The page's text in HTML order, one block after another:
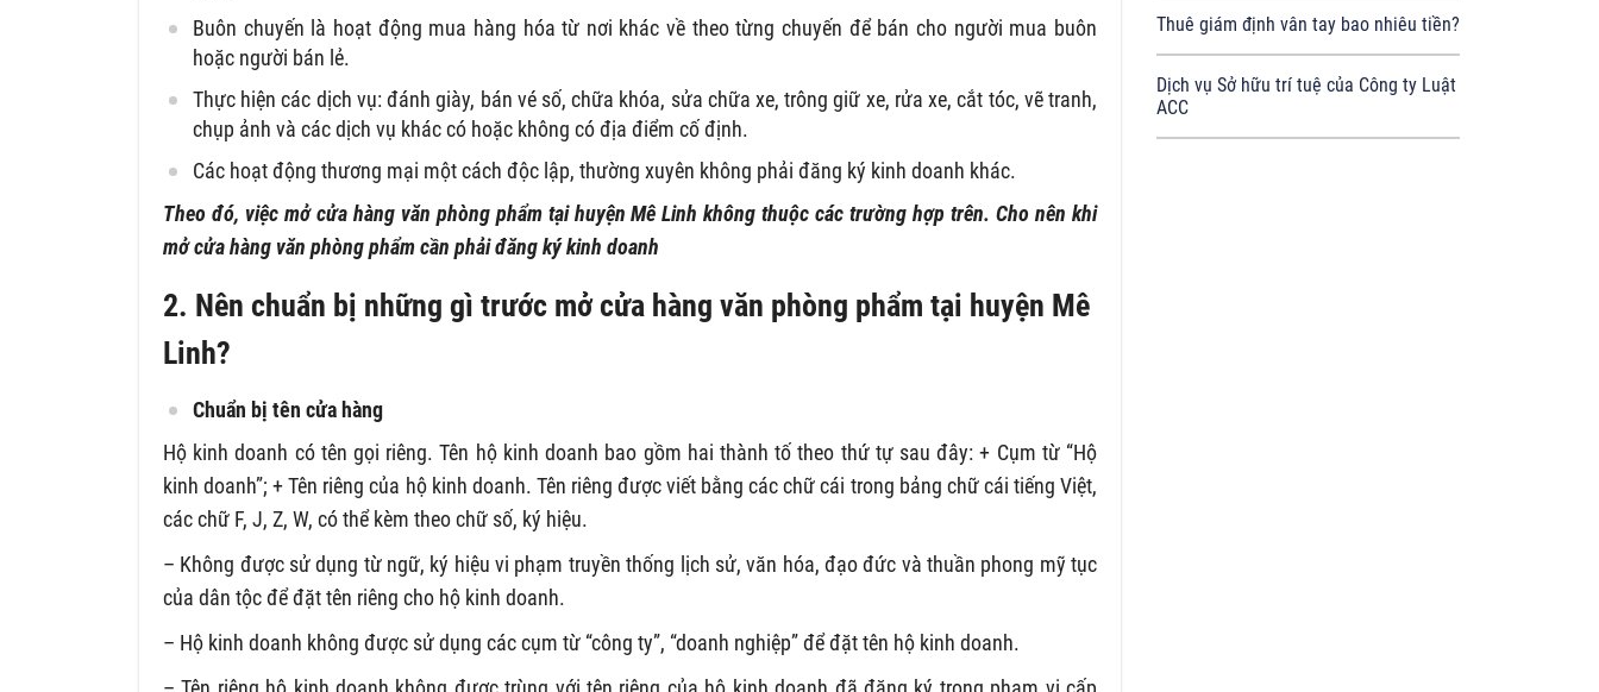
Buôn chuyến là hoạt động mua hàng hóa từ nơi khác về theo từng chuyến để bán cho người mua buôn
hoặc người bán lẻ.
Thực hiện các dịch vụ: đánh giày, bán vé số, chữa khóa, sửa chữa xe, trông giữ xe, rửa xe, cắt tóc, vẽ tranh,
chụp ảnh và các dịch vụ khác có hoặc không có địa điểm cố định.
Các hoạt động thương mại một cách độc lập, thường xuyên không phải đăng ký kinh doanh khác.
Theo đó, việc mở cửa hàng văn phòng phẩm tại huyện Mê Linh không thuộc các trường hợp trên. Cho nên khi
mở cửa hàng văn phòng phẩm cần phải đăng ký kinh doanh
2. Nên chuẩn bị những gì trước mở cửa hàng văn phòng phẩm tại huyện Mê
Linh?
Chuẩn bị tên cửa hàng
Hộ kinh doanh có tên gọi riêng. Tên hộ kinh doanh bao gồm hai thành tố theo thứ tự sau đây: + Cụm từ “Hộ
kinh doanh”; + Tên riêng của hộ kinh doanh. Tên riêng được viết bằng các chữ cái trong bảng chữ cái tiếng Việt,
các chữ F, J, Z, W, có thể kèm theo chữ số, ký hiệu.
– Không được sử dụng từ ngữ, ký hiệu vi phạm truyền thống lịch sử, văn hóa, đạo đức và thuần phong mỹ tục
của dân tộc để đặt tên riêng cho hộ kinh doanh.
– Hộ kinh doanh không được sử dụng các cụm từ “công ty”, “doanh nghiệp” để đặt tên hộ kinh doanh.
Thuê giám định vân tay bao nhiêu tiền?
Dịch vụ Sở hữu trí tuệ của Công ty Luật
ACC